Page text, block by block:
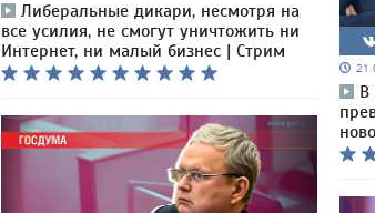
Либеральные дикари, несмотря на
все усилия, не смогут уничтожить ни
Интернет, ни малый бизнес | Стрим